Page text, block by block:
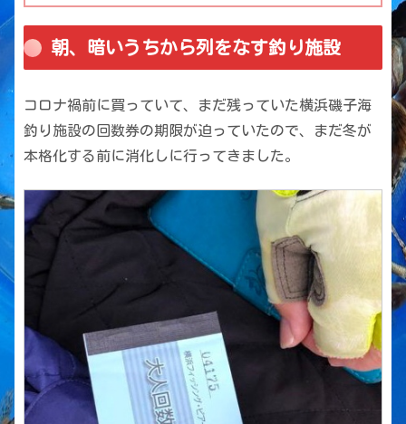
朝、暗いうちから列をなす釣り施設
コロナ禍前に買っていて、まだ残っていた横浜磯子海
釣り施設の回数券の期限が迫っていたので、まだ冬が
本格化する前に消化しに行ってきました。